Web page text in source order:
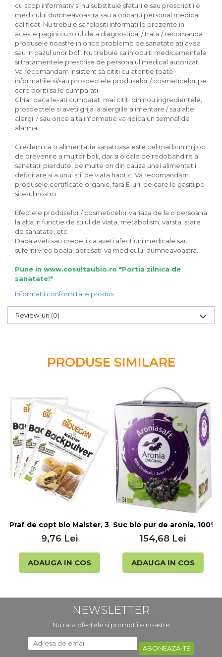
cu scop informativ si nu substituie sfaturile sau prescriptiile
medicului dumneavoastra sau a oricarui personal medical
calificat. Nu trebuie sa folositi informatiile prezente in
aceste pagini cu rolul de a diagnostica / trata / recomanda
produsele noastre in orice probleme de sanatate ati avea
sau in cazul unor boli. Nu trebuie sa inlocuiti medicamentele
si tratamentele prescrise de personalul medical autorizat.
Va recomandam insistent sa cititi cu atentie toate
informatiile si/sau prospectele produselor / cosmeticelor pe
care doriti sa le cumparati.
Chiar daca le-ati cumparat, mai cititi din nou ingredientele,
prospectele si aveti grija la alergiile alimentare / sau alte
alergii / sau orice alta informatie va ridica un semnal de
alarma!
Credem ca o alimentatie sanatoasa este cel mai bun mijloc
de prevenire a multor boli, dar si o cale de redobandire a
sanatatii pierdute, de multe ori din cauza unei alimentatii
deficitare si a unui stil de viata haotic. Va recomandăm
produsele certificate organic, fara E-uri, pe care le gasiti pe
site-ul nostru.
Efectele produselor / cosmeticelor variaza de la o persoana
la alta in functie de stilul de viata, metabolism, varsta, stare
de sanatate, etc.
Daca aveti sau credeti ca aveti afectiuni medicale sau
suferiti vreo boala, adresati-va medicului dumneavoastra.
Pune in www.cosultaubio.ro "Portia zilnica de
sanatate!"
Informatii conformitate produs
Review-uri (0)
PRODUSE SIMILARE
Praf de copt bio Maister, 3x17g Biovegan
9,76 Lei
ADAUGA IN COS
Suc bio pur de aronia, 100%
154,68 Lei
ADAUGA IN COS
NEWSLETTER
Nu rata ofertele si promotiile noastre